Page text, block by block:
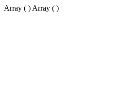
Array ( ) Array ( )